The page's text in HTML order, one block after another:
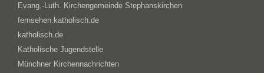
Evang.-Luth. Kirchengemeinde Stephanskirchen
fernsehen.katholisch.de
katholisch.de
Katholische Jugendstelle
Münchner Kirchennachrichten